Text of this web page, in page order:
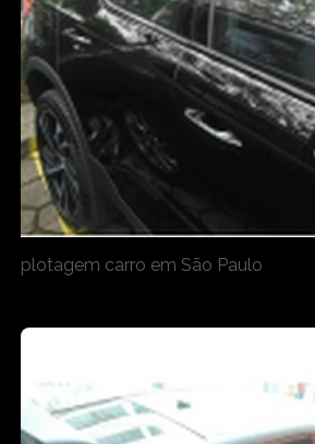
plotagem carro em São Paulo